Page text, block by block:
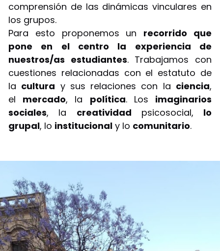
comprensión de las dinámicas vinculares en
los grupos.
Para esto proponemos un recorrido que
pone en el centro la experiencia de
nuestros/as estudiantes. Trabajamos con
cuestiones relacionadas con el estatuto de
la cultura y sus relaciones con la ciencia,
el mercado, la política. Los imaginarios
sociales, la creatividad psicosocial, lo
grupal, lo institucional y lo comunitario.